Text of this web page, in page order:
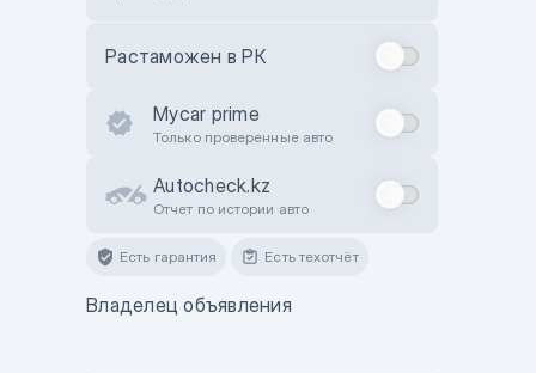
Растаможен в РК
Mycar prime
Только проверенные авто
Autocheck.kz
Отчет по истории авто
Есть гарантия Есть техотчёт
Владелец объявления